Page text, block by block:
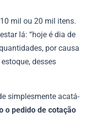
mil ou 20 mil itens.
lá: “hoje é dia de
por causa
desses
simplesmente acatá-
o pedido de cotação